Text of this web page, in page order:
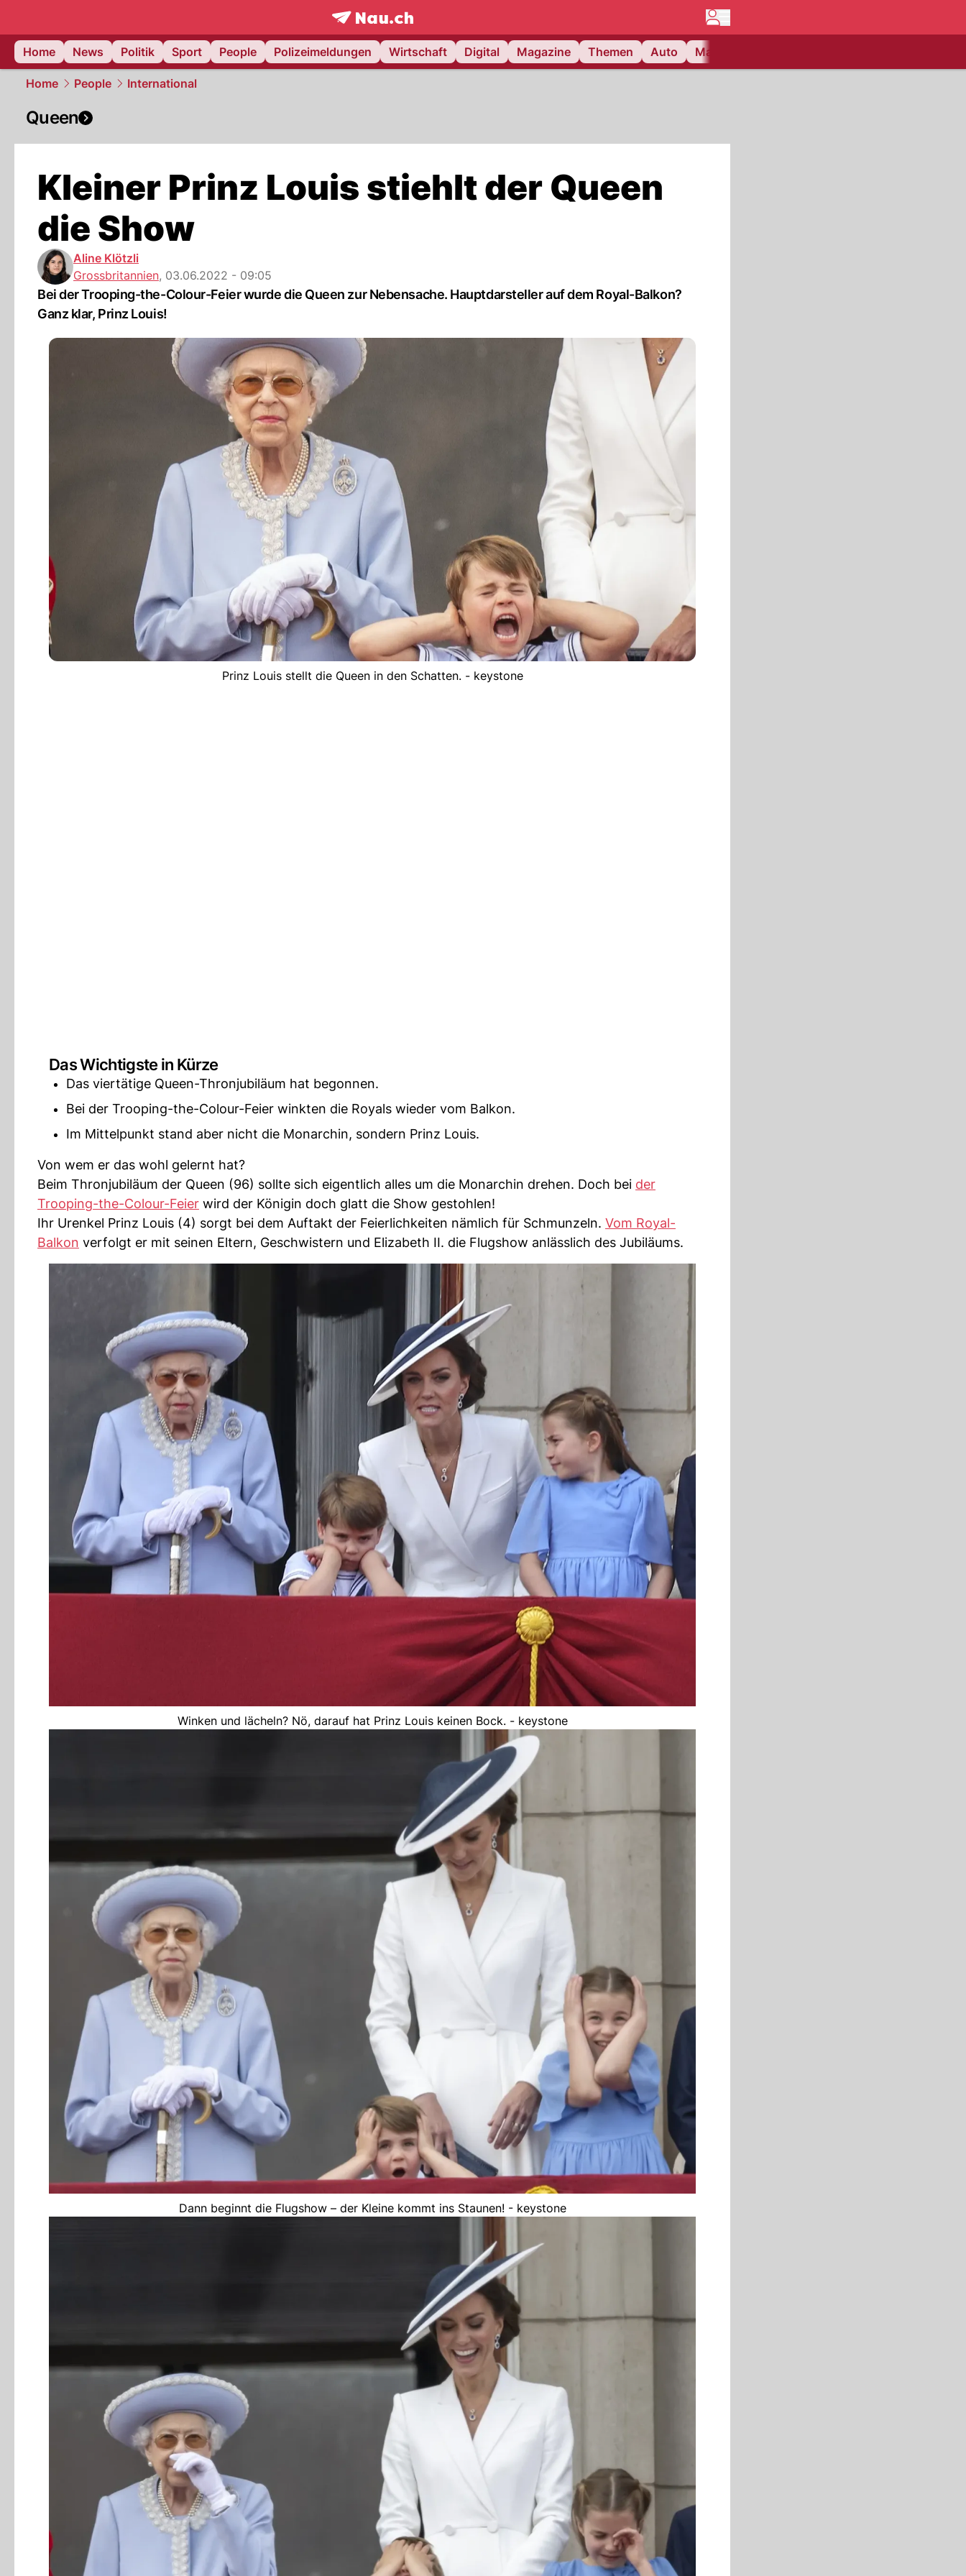
frontpage.NAU.ch
Home
News Politik Sport People Polizeimeldungen Wirtschaft Digital Magazine Themen Auto Matchcenter
Home People International
Queen
Kleiner Prinz Louis stiehlt der Queen
die Show
Aline Klötzli
Grossbritannien, 03.06.2022 - 09:05
Bei der Trooping-the-Colour-Feier wurde die Queen zur Nebensache. Hauptdarsteller auf dem Royal-Balkon?
Ganz klar, Prinz Louis!
Prinz Louis stellt die Queen in den Schatten. - keystone
Das Wichtigste in Kürze
Das viertätige Queen-Thronjubiläum hat begonnen.
Bei der Trooping-the-Colour-Feier winkten die Royals wieder vom Balkon.
Im Mittelpunkt stand aber nicht die Monarchin, sondern Prinz Louis.
Von wem er das wohl gelernt hat?
Beim Thronjubiläum der Queen (96) sollte sich eigentlich alles um die Monarchin drehen. Doch bei der
Trooping-the-Colour-Feier wird der Königin doch glatt die Show gestohlen!
Ihr Urenkel Prinz Louis (4) sorgt bei dem Auftakt der Feierlichkeiten nämlich für Schmunzeln. Vom Royal-
Balkon verfolgt er mit seinen Eltern, Geschwistern und Elizabeth II. die Flugshow anlässlich des Jubiläums.
Winken und lächeln? Nö, darauf hat Prinz Louis keinen Bock. - keystone
Dann beginnt die Flugshow – der Kleine kommt ins Staunen! - keystone